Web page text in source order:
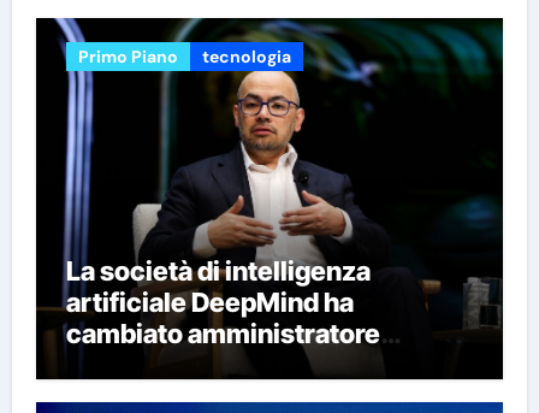
Primo Piano tecnologia
La società di intelligenza
artificiale DeepMind ha
cambiato amministratore
delegato e perso quattro dei suoi
migliori ricercatori